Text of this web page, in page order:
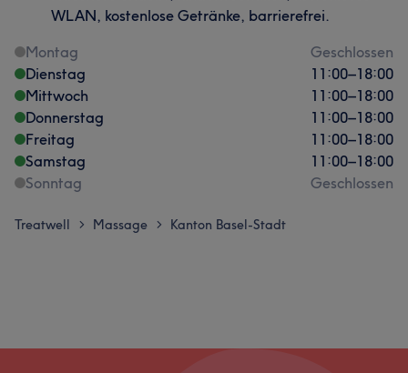
WLAN, kostenlose Getränke, barrierefrei.
Montag
Geschlossen
Dienstag
11:00–18:00
Mittwoch
11:00–18:00
Donnerstag
11:00–18:00
Freitag
11:00–18:00
Samstag
11:00–18:00
Sonntag
Geschlossen
Treatwell > Massage > Kanton Basel-Stadt